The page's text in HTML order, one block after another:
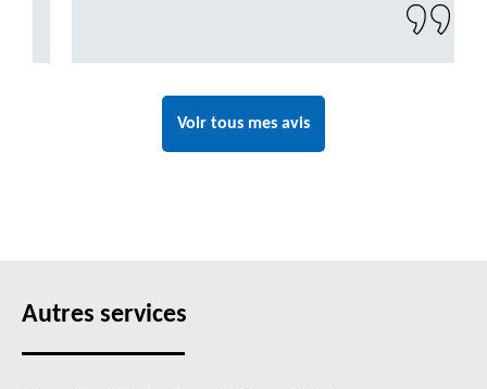
Voir tous mes avis
Autres services